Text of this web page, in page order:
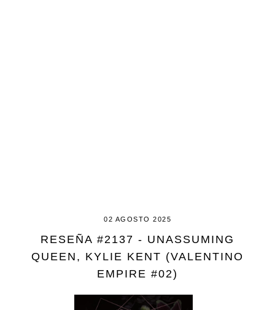
02 AGOSTO 2025
RESEÑA #2137 - UNASSUMING
QUEEN, KYLIE KENT (VALENTINO
EMPIRE #02)